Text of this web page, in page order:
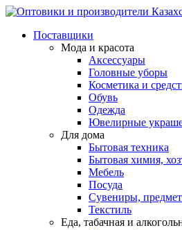
Поставщики
Мода и красота
Аксессуары
Головные уборы
Косметика и
Обувь
Одежда
Ювелирные
Для дома
Бытовая техника
Бытовая химия,
Мебель
Посуда
Сувениры,
Текстиль
Еда, табачная и